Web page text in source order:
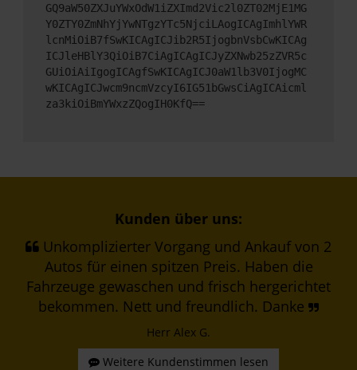
GQ9aW50ZXJuYWxOdW1iZXImd2Vic2l0ZT02MjE1MG
Y0ZTY0ZmNhYjYwNTgzYTc5NjciLAogICAgImhlYWR
lcnMiOiB7fSwKICAgICJib2R5IjogbnVsbCwKICAg
ICJleHBlY3QiOiB7CiAgICAgICJyZXNwb25zZVR5c
GUiOiAiIgogICAgfSwKICAgICJ0aW1lb3V0IjogMC
wKICAgICJwcm9ncmVzcyI6IG51bGwsCiAgICAicml
za3kiOiBmYWxzZQogIH0KfQ==
Kunden über uns:
Unkomplizierter Vorgang und Ankauf von 2
Autos für einen spitzen Preis. Haben die
Fahrzeuge gewaschen und frisch hergerichtet
bekommen. Nett und freundlich. Danke
Herr Alex G.
Weitere Kundenstimmen lesen